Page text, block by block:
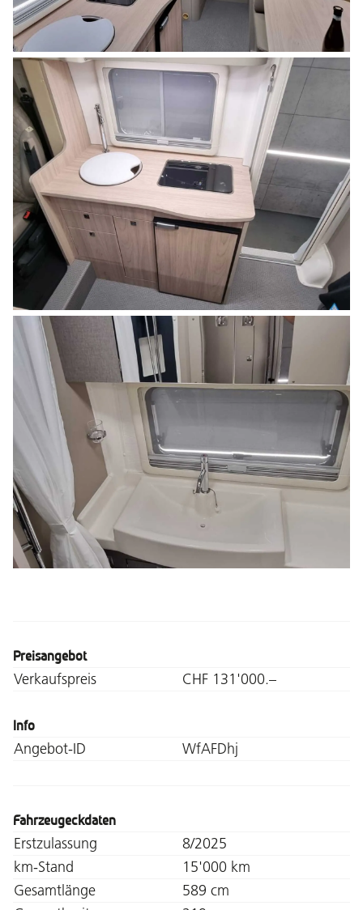
Preisangebot
Verkaufspreis CHF 131'000.–
Info
Angebot-ID WfAFDhj
Fahrzeugeckdaten
Erstzulassung
8/2025
km-Stand
15'000 km
Gesamtlänge
589 cm